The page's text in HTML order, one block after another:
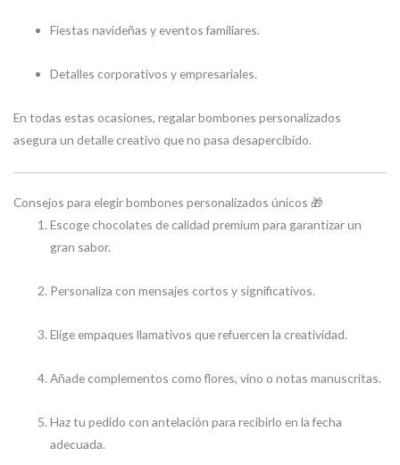
Fiestas navideñas y eventos familiares.
Detalles corporativos y empresariales.
En todas estas ocasiones, regalar bombones personalizados
asegura un detalle creativo que no pasa desapercibido.
Consejos para elegir bombones personalizados únicos 🎁
Escoge chocolates de calidad premium para garantizar un
gran sabor.
Personaliza con mensajes cortos y significativos.
Elige empaques llamativos que refuercen la creatividad.
Añade complementos como flores, vino o notas manuscritas.
Haz tu pedido con antelación para recibirlo en la fecha
adecuada.